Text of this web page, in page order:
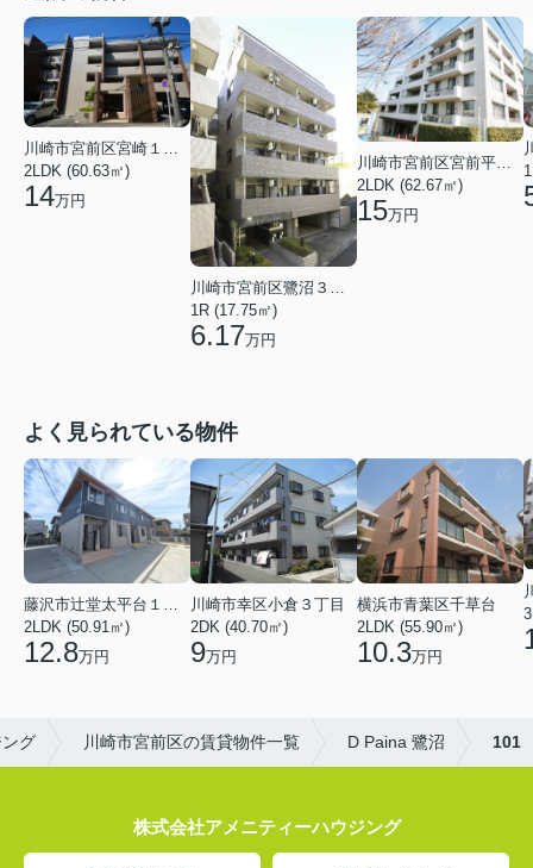
川崎市宮前区宮崎１丁目
2LDK (60.63㎡)
14万円
川崎市宮前区鷺沼３丁目
1R (17.75㎡)
6.17万円
川崎市宮前区宮前平２丁目
2LDK (62.67㎡)
15万円
よく見られている物件
藤沢市辻堂太平台１丁目
2LDK (50.91㎡)
12.8万円
川崎市幸区小倉３丁目
2DK (40.70㎡)
9万円
横浜市青葉区千草台
2LDK (55.90㎡)
10.3万円
グ 川崎市宮前区の賃貸物件一覧 D Paina 鷺沼 101
株式会社アメニティーハウジング